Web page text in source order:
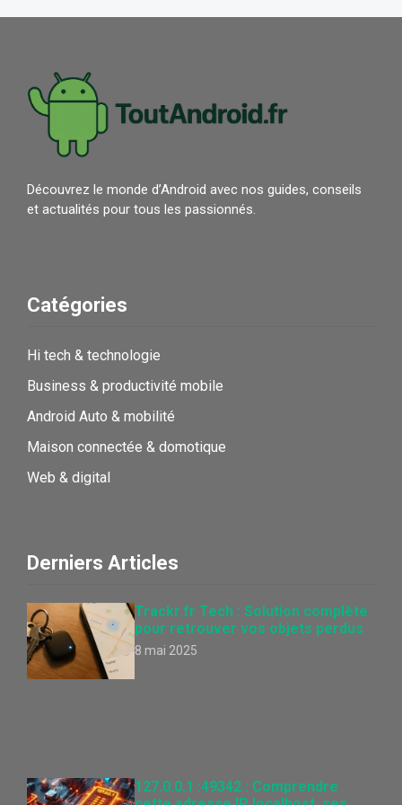
Découvrez le monde d’Android avec nos guides, conseils
et actualités pour tous les passionnés.
Catégories
Hi tech & technologie
Business & productivité mobile
Android Auto & mobilité
Maison connectée & domotique
Web & digital
Derniers Articles
Trackr.fr Tech : Solution complète
pour retrouver vos objets perdus
8 mai 2025
127.0.0.1 :49342 : Comprendre